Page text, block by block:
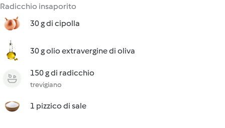
Radicchio insaporito
30 g di cipolla
30 g olio extravergine di oliva
150 g di radicchio
trevigiano
1 pizzico di sale